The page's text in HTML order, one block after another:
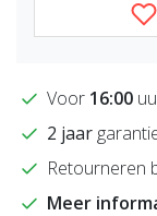
Voor 16:00
2 jaar
Retourneren
Meer